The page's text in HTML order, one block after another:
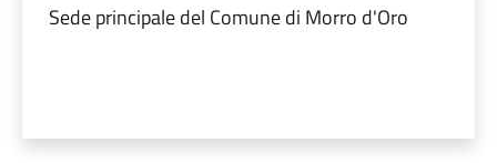
Sede principale del Comune di Morro d'Oro